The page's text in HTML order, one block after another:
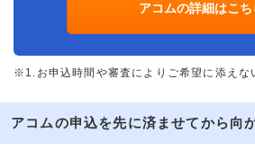
アコムの詳細はこち
※1.お申込時間や審査によりご希望に添えな
アコムの申込を先に済ませてから向